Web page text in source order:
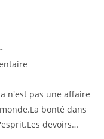
n'est pas une affaire
bonté dans
devoirs…